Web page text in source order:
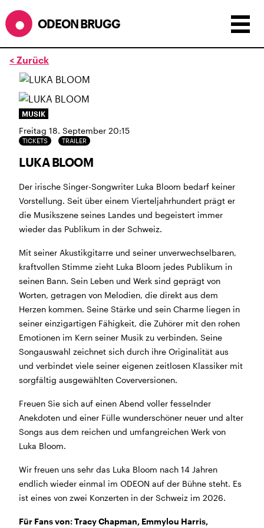
ODEON BRUGG
Anzeigen als:
ÖFFNUNGSZEITEN
SOMMERÖFFNUNGSZEITEN
CINEMA
2.7. bis 1.9. geschlossen
BÜHNE2.7. bis 3.9. geschlossen
BAR+BISTROkurze Sommerpause, ab dem 10.8. sind
wir wieder im Haus und freuen uns auf euch <3
STADTFEST BRUGG
während dem
Stadtfest Brugg
, 20. bis 30. August,
bleibt das Haus jeweils von Freitag Abend bis Montag
Morgen geschlossen
Reguläre Öffnungszeiten:
CINEMA und BÜHNE
45 Min. vor Vorstellungsbeginn (siehe Programm)
Tickets und Gutscheine können an der Kinokasse und
an der Bar gekauft werden.
KASSE und TELEFON
Tel. 056 450 35 65
Montag bis Freitag ab 17 Uhr
BAR+BISTRO
Montag bis Donnerstag 11.30 Uhr bis 23 Uhr
Freitag 11.30 Uhr bis 24 Uhr
< Zurück
MUSIK
Freitag 18. September 20:15
TICKETS TRAILER
LUKA BLOOM
Der irische Singer-Songwriter Luka Bloom bedarf keiner
Vorstellung. Seit über einem Vierteljahrhundert prägt er
die Musikszene seines Landes und begeistert immer
wieder das Publikum in der Schweiz.
Mit seiner Akustikgitarre und seiner unverwechselbaren,
kraftvollen Stimme zieht Luka Bloom jedes Publikum in
seinen Bann. Sein Leben und Werk sind geprägt von
Worten, getragen von Melodien, die direkt aus dem
Herzen kommen. Seine Stärke und sein Charme liegen in
seiner einzigartigen Fähigkeit, die Zuhörer mit den rohen
Emotionen im Kern seiner Musik zu verbinden. Seine
Songauswahl zeichnet sich durch ihre Originalität aus
und verbindet viele seiner eigenen zeitlosen Klassiker mit
sorgfältig ausgewählten Coverversionen.
Freuen Sie sich auf einen Abend voller fesselnder
Anekdoten und einer Fülle wunderschöner neuer und alter
Songs aus dem reichen und umfangreichen Werk von
Luka Bloom.
Wir freuen uns sehr das Luka Bloom nach 14 Jahren
endlich wieder einmal im ODEON auf der Bühne steht. Es
ist eines von zwei Konzerten in der Schweiz im 2026.
Für Fans von: Tracy Chapman, Emmylou Harris,